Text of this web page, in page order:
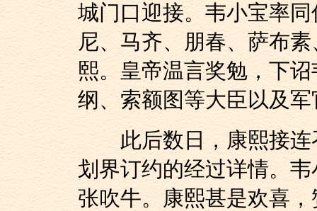
城门口迎接。韦小宝率
尼、马齐、朋春、萨布
熙。皇帝温言奖勉，下
纲、索额图等大臣以及
此后数日，康熙接连
划界订约的经过详情。
张吹牛。康熙甚是欢喜